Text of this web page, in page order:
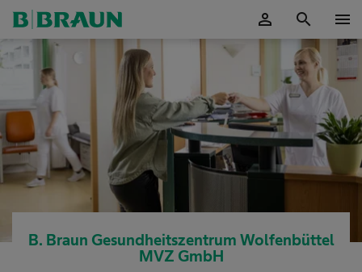
person search menu
B. Braun Gesundheitszentrum Wolfenbüttel
MVZ GmbH